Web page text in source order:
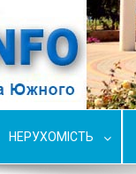
НЕРУХОМІСТЬ